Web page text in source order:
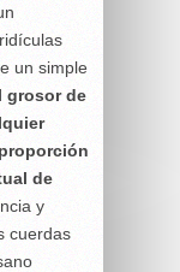
un simple
grosor de
de
y
cuerdas